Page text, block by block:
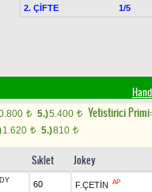
2. ÇİFTE
1/5
t 5.)5.400 t Yetistirici Primi:
1.620 t 5.)810 t
Sıklet Jokey
60 F.ÇETİN AP